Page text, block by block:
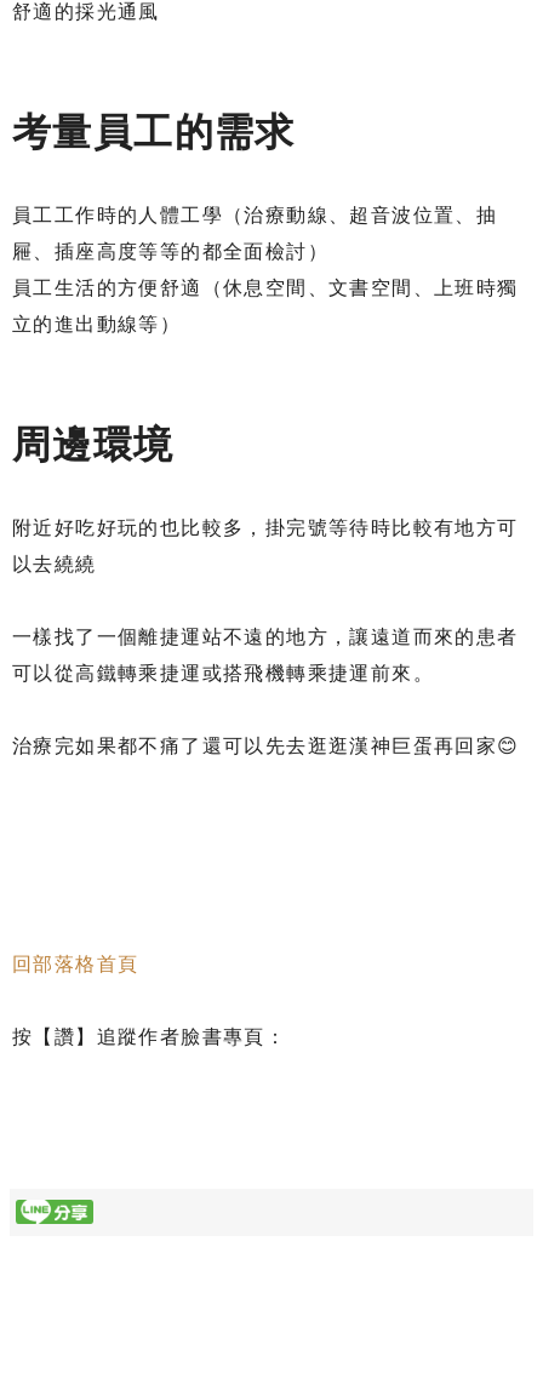
舒適的採光通風
考量員工的需求
員工工作時的人體工學（治療動線、超音波位置、抽
屜、插座高度等等的都全面檢討）
員工生活的方便舒適（休息空間、文書空間、上班時獨
立的進出動線等）
周邊環境
附近好吃好玩的也比較多，掛完號等待時比較有地方可
以去繞繞
一樣找了一個離捷運站不遠的地方，讓遠道而來的患者
可以從高鐵轉乘捷運或搭飛機轉乘捷運前來。
治療完如果都不痛了還可以先去逛逛漢神巨蛋再回家😊
回部落格首頁
按【讚】追蹤作者臉書專頁：